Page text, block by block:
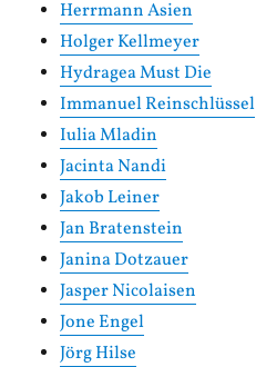
Herrmann Asien
Holger Kellmeyer
Hydragea Must Die
Immanuel Reinschlüssel
Iulia Mladin
Jacinta Nandi
Jakob Leiner
Jan Bratenstein
Janina Dotzauer
Jasper Nicolaisen
Jone Engel
Jörg Hilse